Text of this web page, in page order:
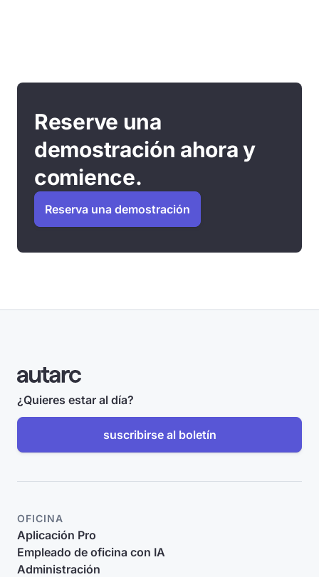
Reserve una
demostración ahora y
comience.
Reserva una demostración
¿Quieres estar al día?
suscribirse al boletín
OFICINA
Aplicación Pro
Empleado de oficina con IA
Administración